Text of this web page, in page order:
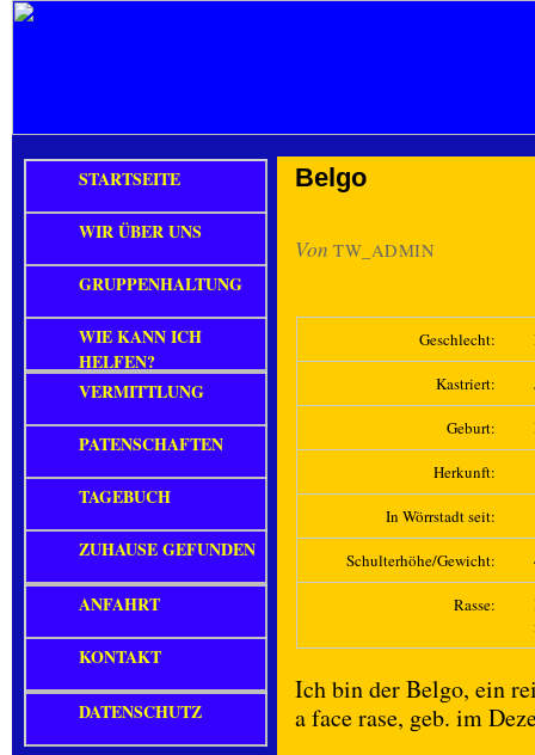
Belgo
Von TW_ADMIN
Geschlecht:
Kastriert:
Geburt:
Herkunft:
In Wörrstadt seit:
Schulterhöhe/Gewicht:
Rasse:
Ich bin der Belgo, ein
a face rase, geb. im
STARTSEITE
WIR ÜBER UNS
GRUPPENHALTUNG
WIE KANN ICH
HELFEN?
VERMITTLUNG
PATENSCHAFTEN
TAGEBUCH
ZUHAUSE GEFUNDEN
ANFAHRT
KONTAKT
DATENSCHUTZ